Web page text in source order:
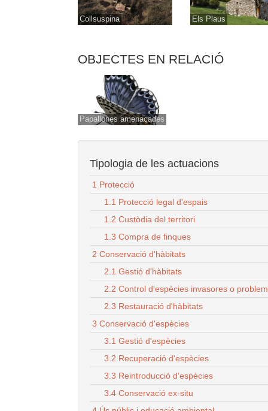
Collsuspina Els Plaus
OBJECTES EN RELACIÓ
Papallones amenaçades
Tipologia de les actuacions
1 Protecció
1.1 Protecció legal d'espais
1.2 Custòdia del territori
1.3 Compra de finques
2 Conservació d'hàbitats
2.1 Gestió d'hàbitats
2.2 Control d'espècies invasores o
2.3 Restauració d'hàbitats
3 Conservació d'espècies
3.1 Gestió d'espècies
3.2 Recuperació d'espècies
3.3 Reintroducció d'espècies
3.4 Conservació ex-situ